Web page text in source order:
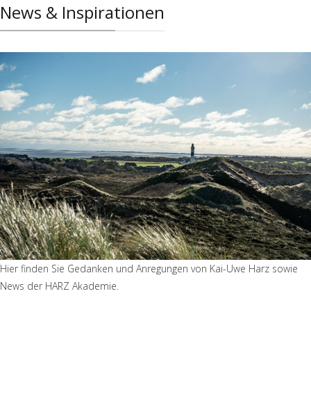
News & Inspirationen
Hier finden Sie Gedanken und Anregungen von Kai-Uwe Harz sowie
News der HARZ Akademie.